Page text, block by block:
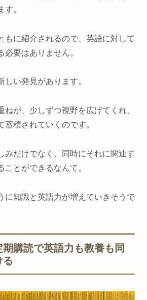
。
もに紹介されるので、英語に対して
要はありません。
しい発見があります。
ねが、少しずつ視野を広げてくれ、
蓄積されていくのです。
みだけでなく、同時にそれに関連す
ことができるなんて。
に知識と英語力が増えていきそうで
購読で英語力も教養も同
る